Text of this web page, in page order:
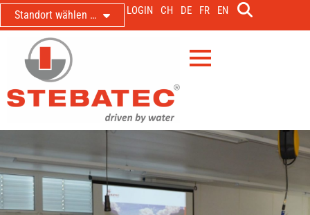
Standort wählen … LOGIN CH DE FR EN